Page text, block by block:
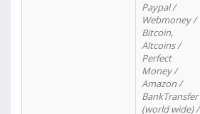
Paypal /
Webmoney /
Bitcoin,
Altcoins /
Perfect
Money /
Amazon /
BankTransfer
(world wide) /